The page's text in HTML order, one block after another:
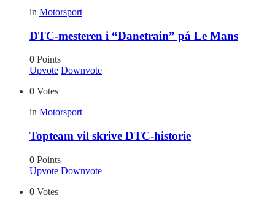
in Motorsport
DTC-mesteren i “Danetrain” på Le Mans
0 Points
Upvote Downvote
0 Votes
in Motorsport
Topteam vil skrive DTC-historie
0 Points
Upvote Downvote
0 Votes